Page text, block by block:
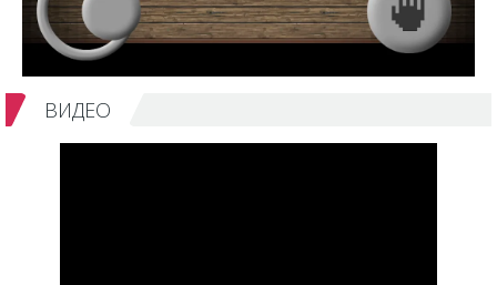
ВИДЕО